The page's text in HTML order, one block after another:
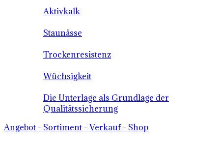
Aktivkalk
Staunässe
Trockenresistenz
Wüchsigkeit
Die Unterlage als Grundlage der
Qualitätssicherung
Angebot - Sortiment - Verkauf - Shop